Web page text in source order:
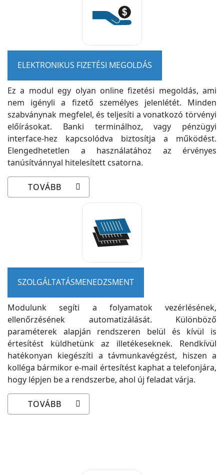
ELEKTRONIKUS FIZETÉSI MEGOLDÁS
Ez a modul egy olyan online fizetési megoldás, ami
nem igényli a fizető személyes jelenlétét. Minden
szabványnak megfelel, és teljesíti a vonatkozó törvényi
előírásokat. Banki terminálhoz, vagy pénzügyi
interface-hez kapcsolódva biztosítja a működést.
Elengedhetetlen a használatához az érvényes
tanúsítvánnyal hitelesített csatorna.
TOVÁBB
SZOLGÁLTATÁSMENEDZSMENT
Modulunk segíti a folyamatok vezérlésének,
ellenőrzésének automatizálását. Különböző
paraméterek alapján rendszeren belül és kívül is
értesítést küldhetünk az illetékeseknek. Rendkívül
hatékonyan kiegészíti a távmunkavégzést, hiszen a
kolléga bármikor e-mail értesítést kaphat a telefonjára,
hogy lépjen be a rendszerbe, ahol új feladat várja.
TOVÁBB